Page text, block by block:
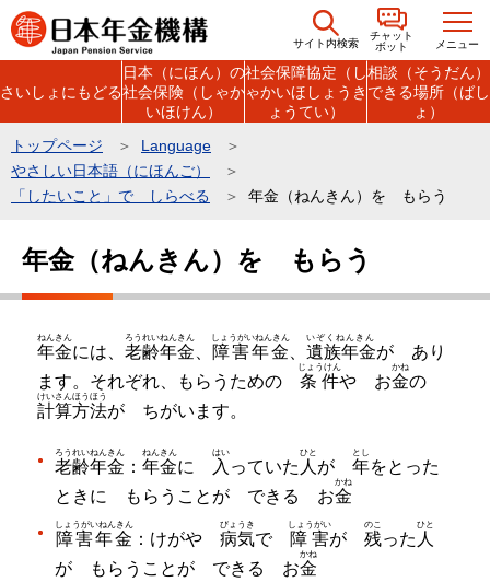
こ
の
ー
の
サイト内検索
チャット
ボット
メニュー
さいしょにもどる
日本（にほん）の
社会保険（しゃか
いほけん）
社会保障協定（し
ゃかいほしょうき
ょうてい）
相談（そうだん）
できる場所（ばし
ょ）
トップページ
Language
やさしい日本語（にほんご）
「したいこと」で しらべる
年金（ねんきん）を もらう
こ
年金（ねんきん）を もらう
年金
ねんきん
には、 老齢年金
ろうれいねんきん
障害年金
しょうがいねんきん
遺族年金
いぞくねんきん
が あり
ます。それぞれ、もらうための 条件
じょうけん
や お金
かね
の
計算方法
けいさんほうほう
が ちがいます。
老齢年金
ろうれいねんきん
： 年金
ねんきん
に 入
はい
っていた 人
ひと
が 年
とし
をとった
ときに もらうことが できる お金
かね
障害年金
しょうがいねんきん
：けがや 病気
びょうき
で 障害
しょうがい
が 残
のこ
った 人
ひと
が もらうことが できる お金
かね